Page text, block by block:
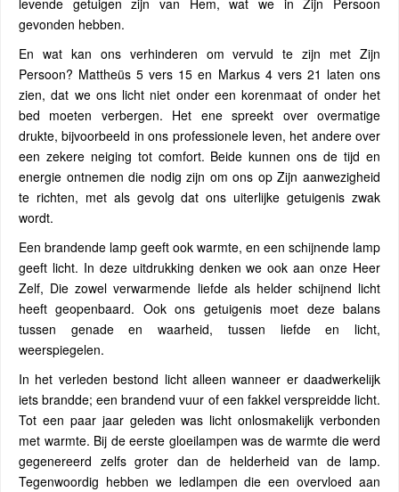
levende getuigen zijn van Hem, wat we in Zijn Persoon
gevonden hebben.
En wat kan ons verhinderen om vervuld te zijn met Zijn
Persoon? Mattheüs 5 vers 15 en Markus 4 vers 21 laten ons
zien, dat we ons licht niet onder een korenmaat of onder het
bed moeten verbergen. Het ene spreekt over overmatige
drukte, bijvoorbeeld in ons professionele leven, het andere over
een zekere neiging tot comfort. Beide kunnen ons de tijd en
energie ontnemen die nodig zijn om ons op Zijn aanwezigheid
te richten, met als gevolg dat ons uiterlijke getuigenis zwak
wordt.
Een brandende lamp geeft ook warmte, en een schijnende lamp
geeft licht. In deze uitdrukking denken we ook aan onze Heer
Zelf, Die zowel verwarmende liefde als helder schijnend licht
heeft geopenbaard. Ook ons ​​getuigenis moet deze balans
tussen genade en waarheid, tussen liefde en licht,
weerspiegelen.
In het verleden bestond licht alleen wanneer er daadwerkelijk
iets brandde; een brandend vuur of een fakkel verspreidde licht.
Tot een paar jaar geleden was licht onlosmakelijk verbonden
met warmte. Bij de eerste gloeilampen was de warmte die werd
gegenereerd zelfs groter dan de helderheid van de lamp.
Tegenwoordig hebben we ledlampen die een overvloed aan